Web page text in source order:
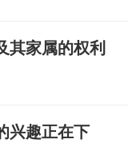
其家属的权利
兴趣正在下